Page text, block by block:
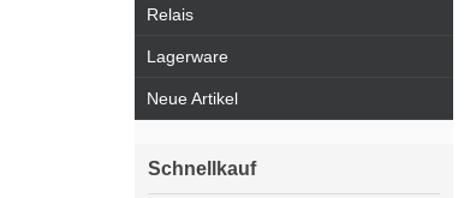
Relais
Lagerware
Neue Artikel
Schnellkauf